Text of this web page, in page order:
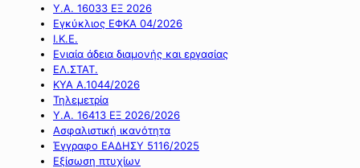
Υ.Α. 16033 ΕΞ 2026
Εγκύκλιος ΕΦΚΑ 04/2026
Ι.Κ.Ε.
Ενιαία άδεια διαμονής και εργασίας
ΕΛ.ΣΤΑΤ.
ΚΥΑ Α.1044/2026
Τηλεμετρία
Υ.Α. 16413 ΕΞ 2026/2026
Ασφαλιστική ικανότητα
Έγγραφο ΕΑΔΗΣΥ 5116/2025
Εξίσωση πτυχίων